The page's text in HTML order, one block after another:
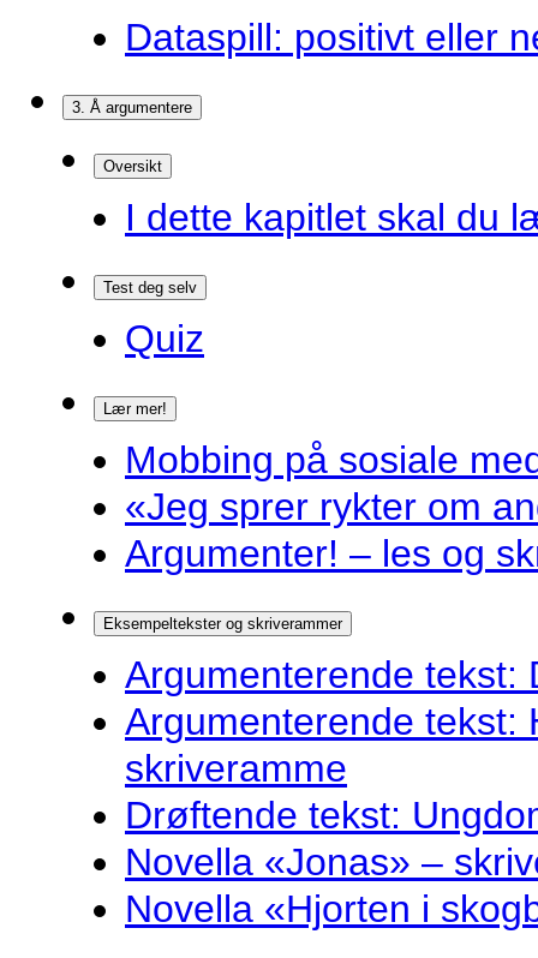
Dataspill: positivt eller
3. Å argumentere
Oversikt
I dette kapitlet skal du
Test deg selv
Quiz
Lær mer!
Mobbing på sosiale
«Jeg sprer rykter om
Argumenter! – les og
Eksempeltekster og skriverammer
Argumenterende tekst:
Argumenterende tekst:
skriveramme
Drøftende tekst:
Novella «Jonas» –
Novella «Hjorten i